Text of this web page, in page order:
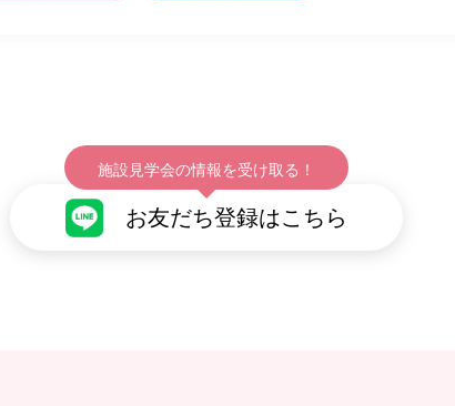
施設見学会の情報を受け取る！
お友だち登録はこちら